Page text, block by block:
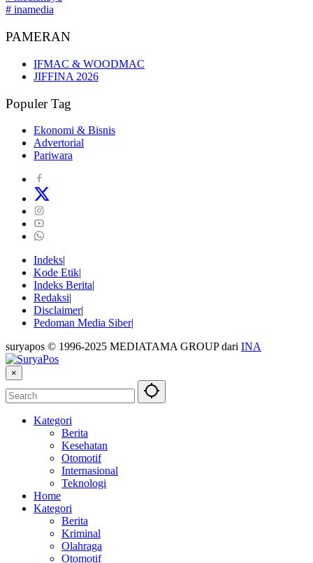
# inamedia
PAMERAN
IFMAC & WOODMAC
JIFFINA 2026
Populer Tag
Ekonomi & Bisnis
Advertorial
Pariwara
Indeks
Kode Etik
Indeks Berita
Redaksi
Disclaimer
Pedoman Media Siber
suryapos © 1996-2025 MEDIATAMA GROUP dari INA
×
Kategori
Berita
Kesehatan
Otomotif
Internasional
Teknologi
Home
Kategori
Berita
Kriminal
Olahraga
Otomotif